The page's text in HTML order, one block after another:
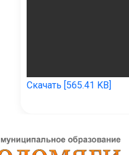
Скачать [565.41 KB]